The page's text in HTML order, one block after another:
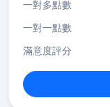
一對多點數
一對一點數
滿意度評分